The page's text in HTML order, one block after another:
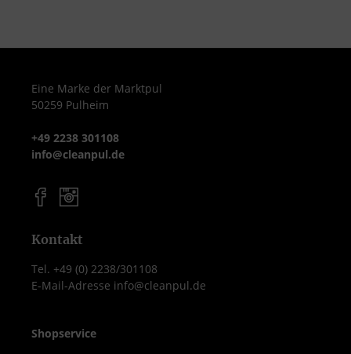
Eine Marke der Marktpul
50259 Pulheim
+49 2238 301108
info@cleanpul.de
Kontakt
Tel. +49 (0) 2238/301108
E-Mail-Adresse info@cleanpul.de
Shopservice